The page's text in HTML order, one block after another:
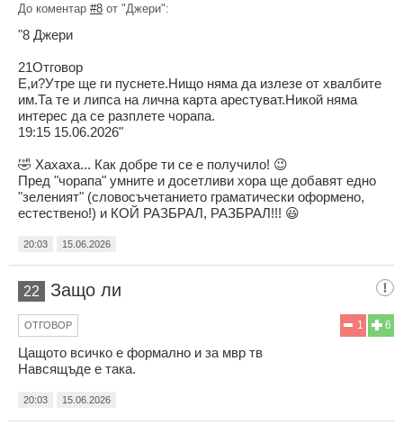
До коментар #8 от "Джери":
"8 Джери
21Отговор
Е,и?Утре ще ги пуснете.Нищо няма да излезе от хвалбите
им.Та те и липса на лична карта арестуват.Никой няма
интерес да се разплете чорапа.
19:15 15.06.2026"
🤣 Хахаха... Как добре ти се е получило! 😉
Пред "чорапа" умните и досетливи хора ще добавят едно
"зеленият" (словосъчетанието граматически оформено,
естествено!) и КОЙ РАЗБРАЛ, РАЗБРАЛ!!! 😃
20:03 15.06.2026
22 Защо ли
6
1
ОТГОВОР
Цащото всичко е формално и за мвр тв
Навсящъде е така.
20:03 15.06.2026